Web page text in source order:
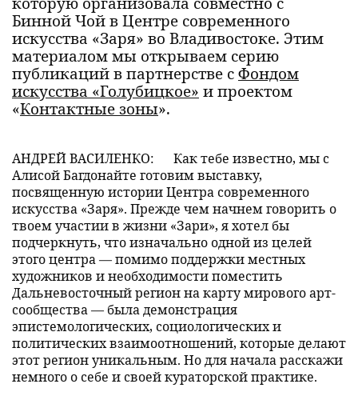
Бинной Чой в Центре современного
искусства «Заря» во Владивостоке. Этим
материалом мы открываем серию
публикаций в партнерстве с Фондом
искусства «Голубицкое» и проектом
«Контактные зоны».
АНДРЕЙ ВАСИЛЕНКО:
Как тебе известно, мы с
Алисой Багдонайте готовим выставку,
посвященную истории Центра современного
искусства «Заря». Прежде чем начнем говорить о
твоем участии в жизни «Зари», я хотел бы
подчеркнуть, что изначально одной из целей
этого центра — помимо поддержки местных
художников и необходимости поместить
Дальневосточный регион на карту мирового арт-
сообщества — была демонстрация
эпистемологических, социологических и
политических взаимоотношений, которые делают
этот регион уникальным. Но для начала расскажи
немного о себе и своей кураторской практике.